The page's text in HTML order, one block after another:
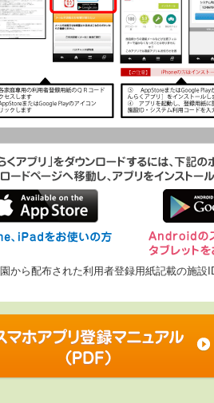
から配布された利用者登録用紙記載の施設